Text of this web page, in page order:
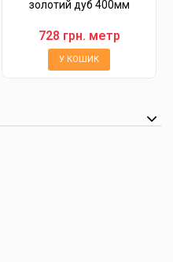
золотий дуб 400мм
728 грн. метр
У КОШИК